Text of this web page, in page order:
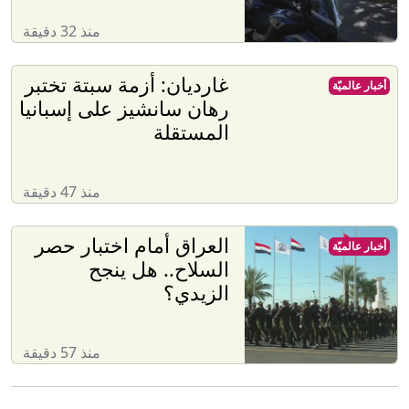
منذ 32 دقيقة
غارديان: أزمة سبتة تختبر
رهان سانشيز على إسبانيا
المستقلة
منذ 47 دقيقة
أخبار عالميّة
العراق أمام اختبار حصر
السلاح.. هل ينجح
الزيدي؟
منذ 57 دقيقة
أخبار عالميّة